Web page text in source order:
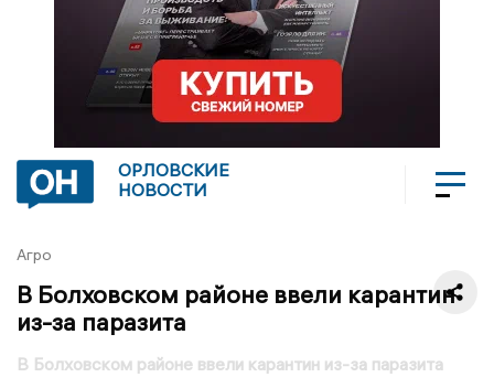
ОРЛОВСКИЕ
НОВОСТИ
Агро
В Болховском районе ввели карантин
из-за паразита
В Болховском районе ввели карантин из-за паразита